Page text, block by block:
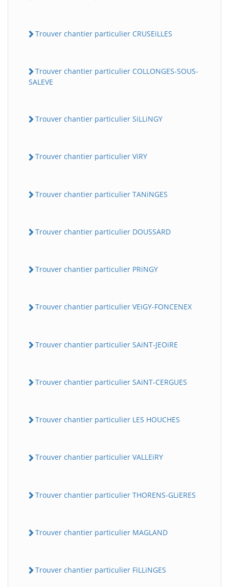
Trouver chantier particulier CRUSEiLLES
Trouver chantier particulier COLLONGES-SOUS-
SALEVE
Trouver chantier particulier SiLLiNGY
Trouver chantier particulier ViRY
Trouver chantier particulier TANiNGES
Trouver chantier particulier DOUSSARD
Trouver chantier particulier PRiNGY
Trouver chantier particulier VEiGY-FONCENEX
Trouver chantier particulier SAiNT-JEOiRE
Trouver chantier particulier SAiNT-CERGUES
Trouver chantier particulier LES HOUCHES
Trouver chantier particulier VALLEiRY
Trouver chantier particulier THORENS-GLiERES
Trouver chantier particulier MAGLAND
Trouver chantier particulier FiLLiNGES